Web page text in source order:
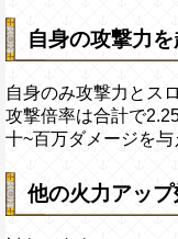
自身の攻撃力を
自身のみ攻撃力とス
攻撃倍率は合計で
十~百万ダメージを与
他の火力アッ